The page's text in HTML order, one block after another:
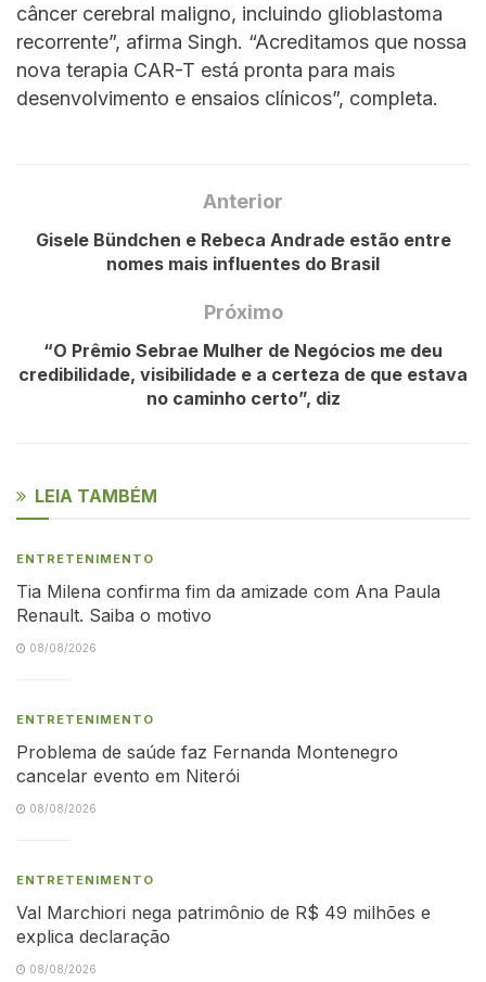
câncer cerebral maligno, incluindo glioblastoma
recorrente”, afirma Singh. “Acreditamos que nossa
nova terapia CAR-T está pronta para mais
desenvolvimento e ensaios clínicos”, completa.
Anterior
Gisele Bündchen e Rebeca Andrade estão entre
nomes mais influentes do Brasil
Próximo
“O Prêmio Sebrae Mulher de Negócios me deu
credibilidade, visibilidade e a certeza de que estava
no caminho certo”, diz
LEIA TAMBÉM
ENTRETENIMENTO
Tia Milena confirma fim da amizade com Ana Paula
Renault. Saiba o motivo
08/08/2026
ENTRETENIMENTO
Problema de saúde faz Fernanda Montenegro
cancelar evento em Niterói
08/08/2026
ENTRETENIMENTO
Val Marchiori nega patrimônio de R$ 49 milhões e
explica declaração
08/08/2026